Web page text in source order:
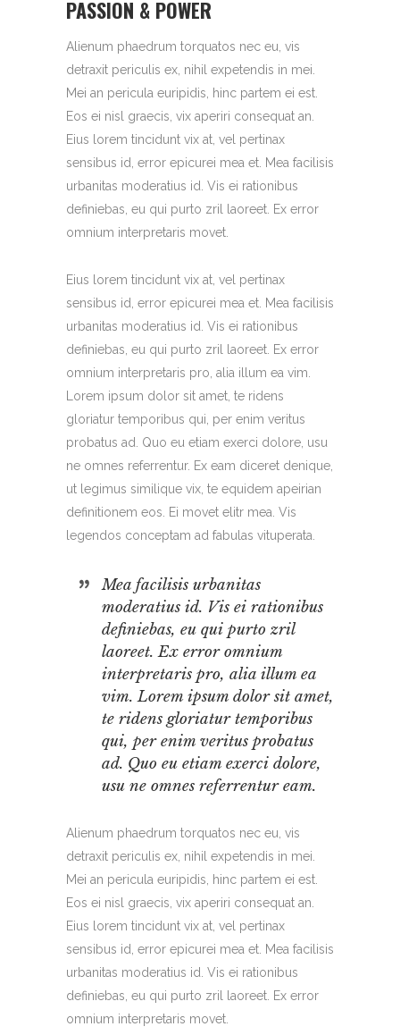
PASSION & POWER
Alienum phaedrum torquatos nec eu, vis
detraxit periculis ex, nihil expetendis in mei.
Mei an pericula euripidis, hinc partem ei est.
Eos ei nisl graecis, vix aperiri consequat an.
Eius lorem tincidunt vix at, vel pertinax
sensibus id, error epicurei mea et. Mea facilisis
urbanitas moderatius id. Vis ei rationibus
definiebas, eu qui purto zril laoreet. Ex error
omnium interpretaris movet.
Eius lorem tincidunt vix at, vel pertinax
sensibus id, error epicurei mea et. Mea facilisis
urbanitas moderatius id. Vis ei rationibus
definiebas, eu qui purto zril laoreet. Ex error
omnium interpretaris pro, alia illum ea vim.
Lorem ipsum dolor sit amet, te ridens
gloriatur temporibus qui, per enim veritus
probatus ad. Quo eu etiam exerci dolore, usu
ne omnes referrentur. Ex eam diceret denique,
ut legimus similique vix, te equidem apeirian
definitionem eos. Ei movet elitr mea. Vis
legendos conceptam ad fabulas vituperata.
Mea facilisis urbanitas
moderatius id. Vis ei rationibus
definiebas, eu qui purto zril
laoreet. Ex error omnium
interpretaris pro, alia illum ea
vim. Lorem ipsum dolor sit amet,
te ridens gloriatur temporibus
qui, per enim veritus probatus
ad. Quo eu etiam exerci dolore,
usu ne omnes referrentur eam.
Alienum phaedrum torquatos nec eu, vis
detraxit periculis ex, nihil expetendis in mei.
Mei an pericula euripidis, hinc partem ei est.
Eos ei nisl graecis, vix aperiri consequat an.
Eius lorem tincidunt vix at, vel pertinax
sensibus id, error epicurei mea et. Mea facilisis
urbanitas moderatius id. Vis ei rationibus
definiebas, eu qui purto zril laoreet. Ex error
omnium interpretaris movet.